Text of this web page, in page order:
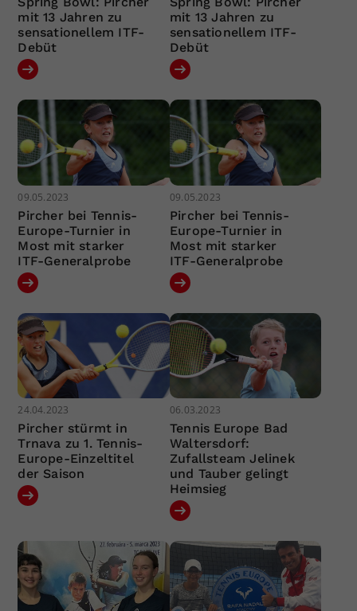
mit 13 Jahren zu
sensationellem ITF-
Debüt
mit 13 Jahren zu
sensationellem ITF-
Debüt
09.05.2023
Pircher bei Tennis-
Europe-Turnier in
Most mit starker
ITF-Generalprobe
09.05.2023
Pircher bei Tennis-
Europe-Turnier in
Most mit starker
ITF-Generalprobe
24.04.2023
Pircher stürmt in
Trnava zu 1. Tennis-
Europe-Einzeltitel
der Saison
06.03.2023
Tennis Europe Bad
Waltersdorf:
Zufallsteam Jelinek
und Tauber gelingt
Heimsieg